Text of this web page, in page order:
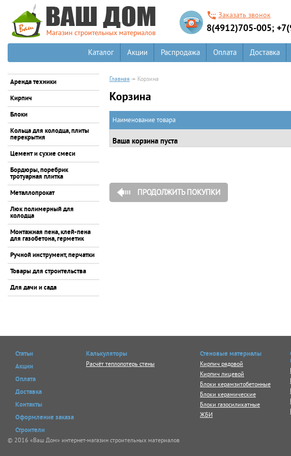
Заказать звонок
8(4912)705-005;
Каталог Акции Распродажа Оплата Доставка
Аренда техники
Кирпич
Блоки
Кольца для колодца, плиты
перекрытия
Цемент и сухие смеси
Бордюры, поребрик
тротуарная плитка
Металлопрокат
Люк полимерный для
колодца
Монтажная пена, клей-пена
для газобетона, герметик
Ручной инструмент, перчатки
Товары для строительства
Для дачи и сада
Главная Корзина
Корзина
Наименование товара
Ваша корзина пуста
ПРОДОЛЖИТЬ ПОКУПКИ
Статьи
Акции
Оплата
Доставка
Контакты
Оформление заказа
Строители
Калькуляторы
Расчёт теплопотерь стены
Стеновые материалы
Кирпич рядовой
Кирпич лицевой
Блоки керамзитобетонные
Блоки керамические
Блоки газосиликатные
ЖБИ
© 2016 «Ваш Дом» интернет-магазин строительных материалов